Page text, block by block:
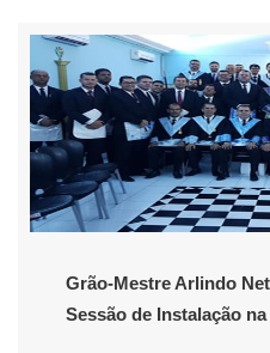
Grão-Mestre Arlindo
Sessão de Instalação